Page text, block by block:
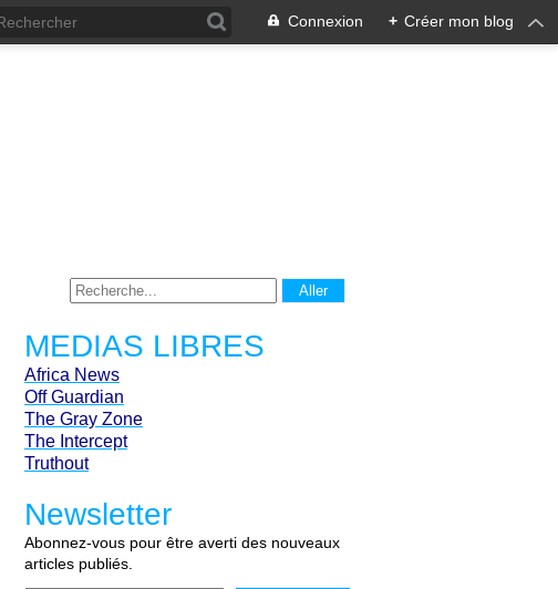
Connexion + Créer mon blog
MEDIAS LIBRES
Africa News
Off Guardian
The Gray Zone
The Intercept
Truthout
Newsletter
Abonnez-vous pour être averti des nouveaux
articles publiés.